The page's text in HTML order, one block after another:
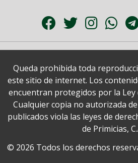
Queda prohibida toda
este sitio de internet. Los
encuentran protegidos por la Ley
Cualquier copia no autorizada
publicados viola las leyes de
de Primicias,
© 2026 Todos los derechos